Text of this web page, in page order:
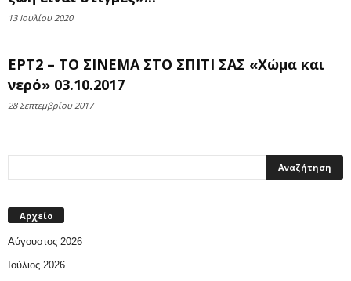
13 Ιουλίου 2020
ΕΡΤ2 – ΤΟ ΣΙΝΕΜΑ ΣΤΟ ΣΠΙΤΙ ΣΑΣ «Χώμα και
νερό» 03.10.2017
28 Σεπτεμβρίου 2017
Αρχείο
Αύγουστος 2026
Ιούλιος 2026